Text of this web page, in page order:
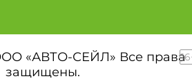
«АВТО-СЕЙЛ» Все права
защищены.